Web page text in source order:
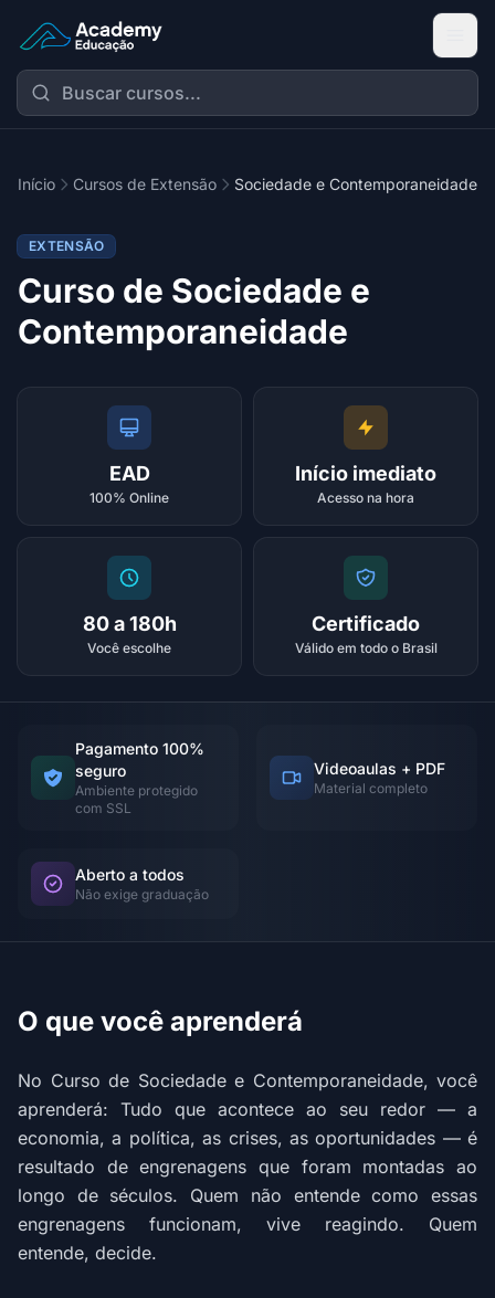
Academy Extensão
Início Cursos de Extensão Sociedade e Contemporaneidade
EXTENSÃO
Curso de Sociedade e
Contemporaneidade
EAD
100% Online
Início imediato
Acesso na hora
80 a 180h
Você escolhe
Certificado
Válido em todo o Brasil
Pagamento 100%
seguro
Ambiente protegido
com SSL
Videoaulas + PDF
Material completo
Aberto a todos
Não exige graduação
O que você aprenderá
No Curso de Sociedade e Contemporaneidade, você
aprenderá: Tudo que acontece ao seu redor — a
economia, a política, as crises, as oportunidades — é
resultado de engrenagens que foram montadas ao
longo de séculos. Quem não entende como essas
engrenagens funcionam, vive reagindo. Quem
entende, decide.